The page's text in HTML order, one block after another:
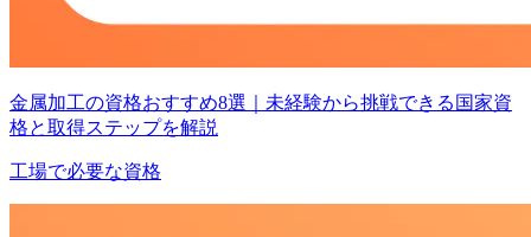
金属加工の資格おすすめ8選｜未経験から挑戦できる国家資
格と取得ステップを解説
工場で必要な資格